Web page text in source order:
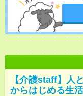
【介護staff】人
からはじめる生